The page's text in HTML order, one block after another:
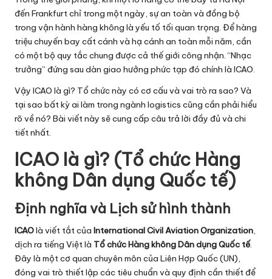
T
i
n
v
ề
L
o
g
is
ti
c
s
đến Frankfurt chỉ trong một ngày, sự an toàn và đồng bộ
trong vận hành hàng không là yếu tố tối quan trọng. Để hàng
triệu chuyến bay cất cánh và hạ cánh an toàn mỗi năm, cần
có một bộ quy tắc chung được cả thế giới công nhận. “Nhạc
trưởng” đứng sau dàn giao hưởng phức tạp đó chính là ICAO.
Vậy ICAO là gì? Tổ chức này có cơ cấu và vai trò ra sao? Và
tại sao bất kỳ ai làm trong ngành logistics cũng cần phải hiểu
rõ về nó? Bài viết này sẽ cung cấp câu trả lời đầy đủ và chi
tiết nhất.
ICAO là gì? (Tổ chức Hàng
không Dân dụng Quốc tế)
Định nghĩa và Lịch sử hình thành
ICAOlà viết tắt của International Civil Aviation Organization,
dịch ra tiếng Việt là Tổ chức Hàng không Dân dụng Quốc tế.
Đây là một cơ quan chuyên môn của Liên Hợp Quốc (UN),
đóng vai trò thiết lập các tiêu chuẩn và quy định cần thiết để